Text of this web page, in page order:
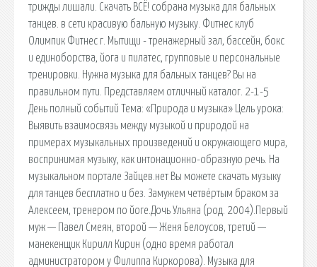
трижды лишали. Скачать ВСЁ! собрана музыка для бальных
танцев. в сети красивую бальную музыку. Фитнес клуб
Олимпик Фитнес г. Мытищи - тренажерный зал, бассейн, бокс
и единоборства, йога и пилатес, групповые и персональные
тренировки. Нужна музыка для бальных танцев? Вы на
правильном пути. Представляем отличный каталог. 2-1-5
День полный событий Тема: «Природа и музыка» Цель урока:
Выявить взаимосвязь между музыкой и природой на
примерах музыкальных произведений и окружающего мира,
воспринимая музыку, как интонационно-образную речь. На
музыкальном портале Зайцев.нет Вы можете скачать музыку
для танцев бесплатно и без. Замужем четвёртым браком за
Алексеем, тренером по йоге.Дочь Ульяна (род. 2004).Первый
муж — Павел Смеян, второй — Женя Белоусов, третий —
манекенщик Кирилл Кирин (одно время работал
администратором у Филиппа Киркорова). Музыка для